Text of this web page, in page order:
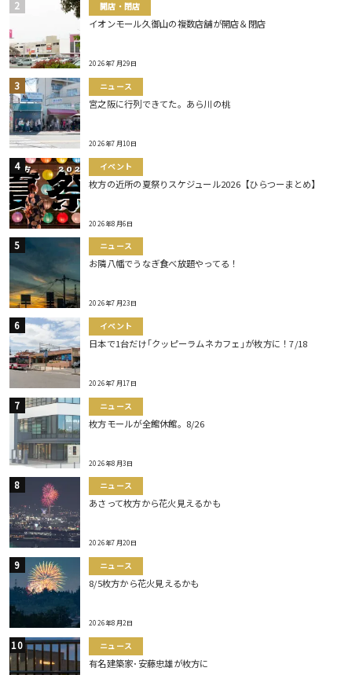
開店・閉店
イオンモール久御山の複数店舗が開店＆閉店
2026年7月29日
ニュース
宮之阪に行列できてた。あら川の桃
2026年7月10日
イベント
枚方の近所の夏祭りスケジュール2026【ひらつーまとめ】
2026年8月6日
ニュース
お隣八幡でうなぎ食べ放題やってる！
2026年7月23日
イベント
日本で1台だけ｢クッピーラムネカフェ｣が枚方に！7/18
2026年7月17日
ニュース
枚方モールが全館休館。8/26
2026年8月3日
ニュース
あさって枚方から花火見えるかも
2026年7月20日
ニュース
8/5枚方から花火見えるかも
2026年8月2日
ニュース
有名建築家･安藤忠雄が枚方に